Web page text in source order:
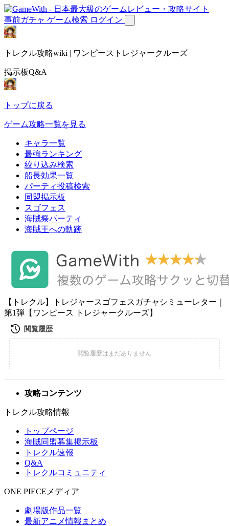
事前ガチャ ゲーム検索 ログイン
トレクル攻略wiki | ワンピーストレジャークルーズ
掲示板Q&A
トップに戻る
ゲーム攻略一覧を見る
キャラ一覧
最強ランキング
絞り込み検索
船長効果一覧
パーティ投稿検索
同盟掲示板
スゴフェス
海賊祭パーティ
海賊王への軌跡
【トレクル】トレジャースゴフェスガチャシミューレター｜
第1弾【ワンピース トレジャークルーズ】
攻略コンテンツ
トレクル攻略情報
トップページ
海賊同盟募集掲示板
トレクル速報
Q&A
トレクルコミュニティ
ONE PIECEメディア
劇場版作品一覧
最新アニメ情報まとめ